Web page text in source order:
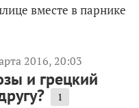
вместе в парнике
2016, 20:03
и грецкий
1